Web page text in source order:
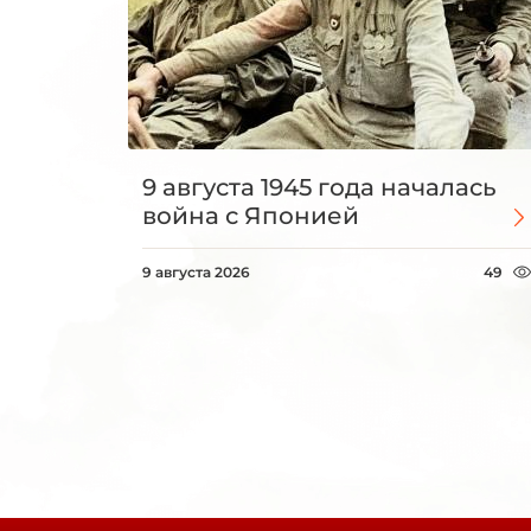
9 августа 1945 года началась
война с Японией
9 августа 2026 49